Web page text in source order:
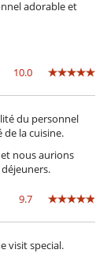
des
erstattet werden.
an Villanovo zu
adorable et
10.0
du personnel
la cuisine.
nous aurions
9.7
visit special.